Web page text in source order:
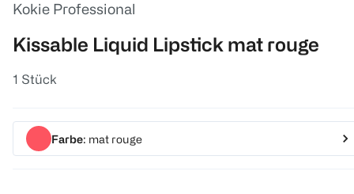
Kokie Professional
Kissable Liquid Lipstick mat rouge
1 Stück
Farbe: mat rouge